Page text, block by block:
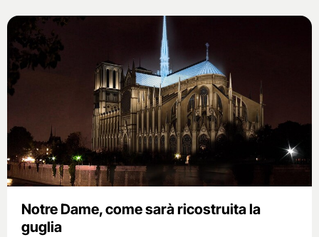
Notre Dame, come sarà ricostruita la
guglia